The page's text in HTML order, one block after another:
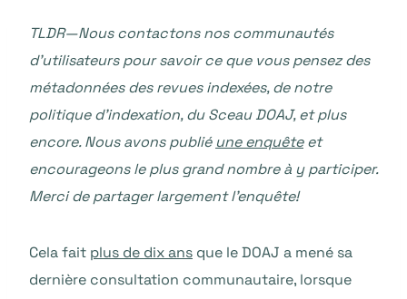
TLDR—Nous contactons nos communautés
d’utilisateurs pour savoir ce que vous pensez des
métadonnées des revues indexées, de notre
politique d’indexation, du Sceau DOAJ, et plus
encore. Nous avons publié une enquêteet
encourageons le plus grand nombre à y participer.
Merci de partager largement l’enquête!
Cela fait plus de dix ans que le DOAJ a mené sa
dernière consultation communautaire, lorsque